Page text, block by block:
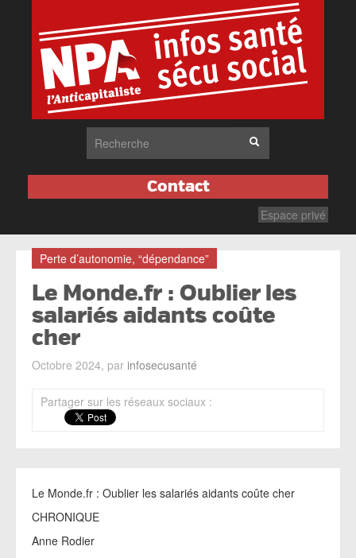
Contact
Espace privé
Perte d’autonomie, “dépendance”
Le Monde.fr : Oublier les
salariés aidants coûte
cher
Octobre 2024, par infosecusanté
Partager sur les réseaux sociaux :
Le Monde.fr : Oublier les salariés aidants coûte cher
CHRONIQUE
Anne Rodier